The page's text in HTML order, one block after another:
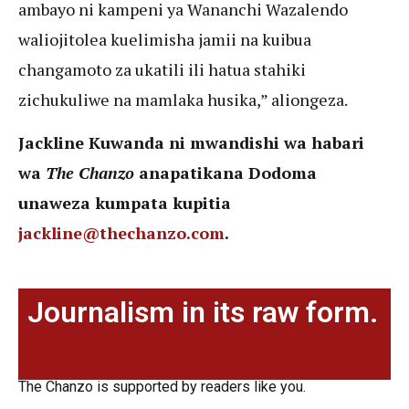
ambayo ni kampeni ya Wananchi Wazalendo
waliojitolea kuelimisha jamii na kuibua
changamoto za ukatili ili hatua stahiki
zichukuliwe na mamlaka husika,” aliongeza.
Jackline Kuwanda ni mwandishi wa habari
wa The Chanzo anapatikana Dodoma
unaweza kumpata kupitia
jackline@thechanzo.com.
Journalism in its raw form.
The Chanzo is supported by readers like you.